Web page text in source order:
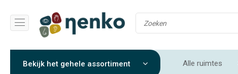
Bekijk het gehele assortiment Alle ruimtes